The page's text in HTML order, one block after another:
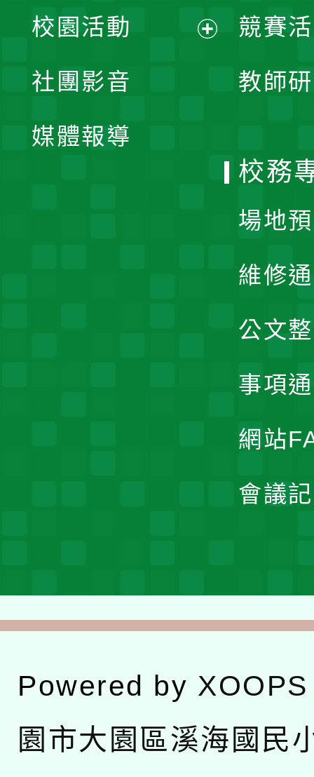
競賽
教師
開
校園活動
社團影音
媒體報導
校務
場地
維修
公文
事項
網站
會議
Powered by XOOPS
園市大園區溪海國民